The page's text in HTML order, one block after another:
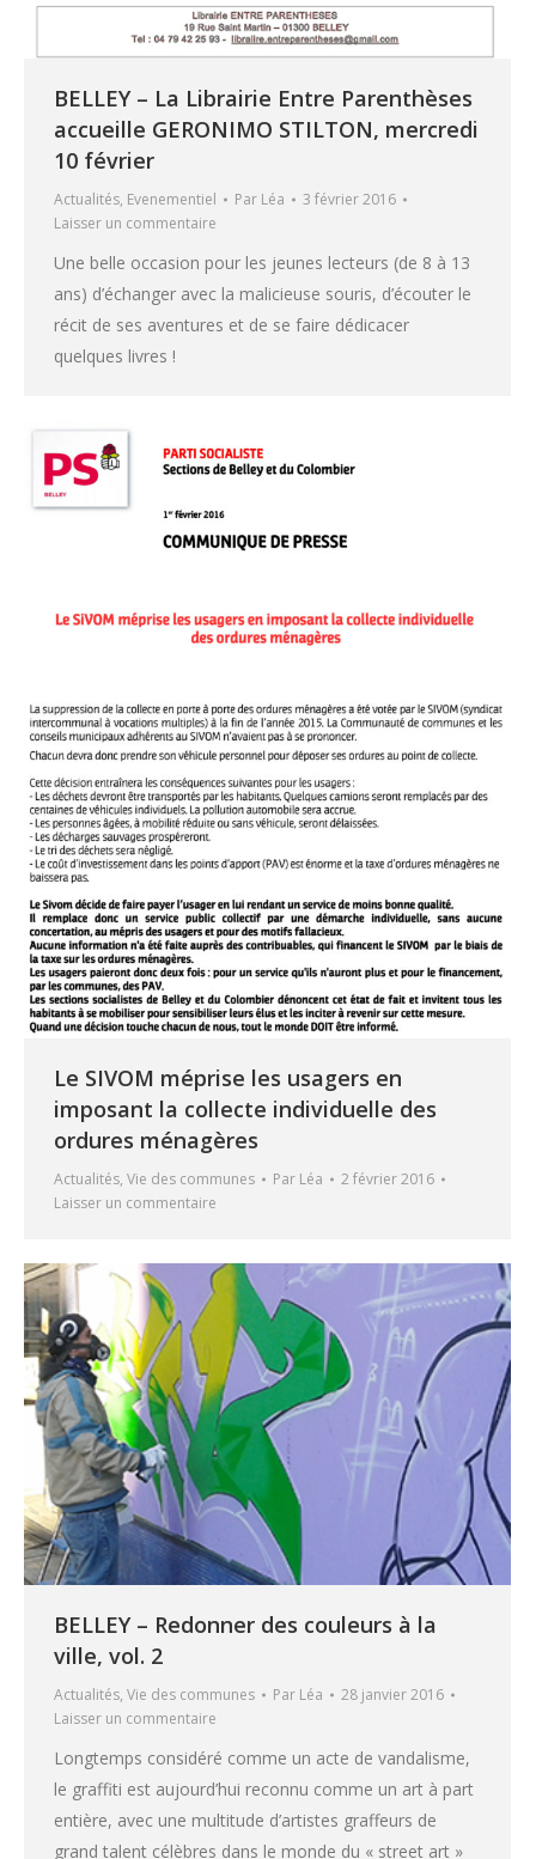
BELLEY – La Librairie Entre Parenthèses
accueille GERONIMO STILTON, mercredi
10 février
Actualités, Evenementiel Par Léa
3 février 2016
Laisser un commentaire
Une belle occasion pour les jeunes lecteurs (de 8 à 13
ans) d’échanger avec la malicieuse souris, d’écouter le
récit de ses aventures et de se faire dédicacer
quelques livres !
Le SIVOM méprise les usagers en
imposant la collecte individuelle des
ordures ménagères
Actualités, Vie des communes Par Léa
2 février 2016
Laisser un commentaire
BELLEY – Redonner des couleurs à la
ville, vol. 2
Actualités, Vie des communes Par Léa
28 janvier 2016
Laisser un commentaire
Longtemps considéré comme un acte de vandalisme,
le graffiti est aujourd’hui reconnu comme un art à part
entière, avec une multitude d’artistes graffeurs de
grand talent célèbres dans le monde du « street art »